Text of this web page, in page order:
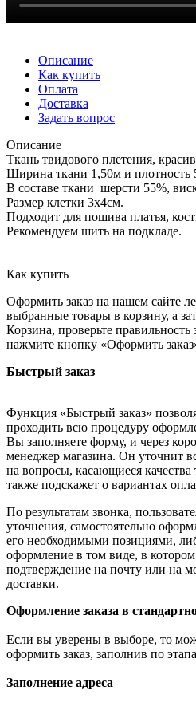
Описание
Как купить
Оплата
Доставка
Задать вопрос
Описание
Ткань твидового плетения,
Ширина ткани 1,50м и плотность
В составе ткани шерсти 55%,
Размер клетки 3х4см.
Подходит для пошива платья,
Рекомендуем шить на подкладе.
Как купить
Оформить заказ на нашем сайте
выбранные товары в корзину, а
Корзина, проверьте
нажмите кнопку «Оформить
Быстрый заказ
Функция «Быстрый заказ»
проходить всю процедуру
Вы заполняете форму, и через
менеджер магазина. Он уточнит
на вопросы, касающиеся качества
также подскажет о вариантах
По результатам звонка,
уточнения, самостоятельно
его необходимыми позициями,
оформление в том виде, в котором
подтверждение на почту или на
доставки.
Оформление заказа в
Если вы уверены в выборе, то
оформить заказ, заполнив по
Заполнение адреса